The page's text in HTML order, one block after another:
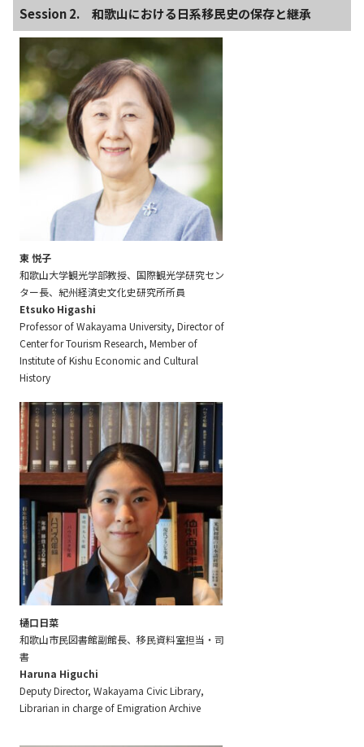
Session 2. 和歌山における日系移民史の保存と継承
東 悦子
和歌山大学観光学部教授、国際観光学研究セン
ター長、紀州経済史文化史研究所所員
Etsuko Higashi
Professor of Wakayama University, Director of
Center for Tourism Research, Member of
Institute of Kishu Economic and Cultural
History
樋口日菜
和歌山市民図書館副館長、移民資料室担当・司
書
Haruna Higuchi
Deputy Director, Wakayama Civic Library,
Librarian in charge of Emigration Archive